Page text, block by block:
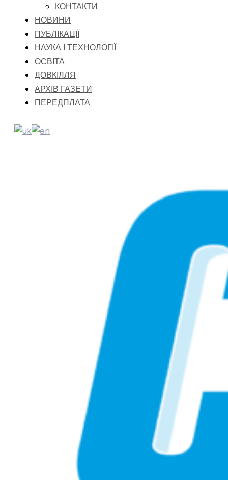
КОНТАКТИ
НОВИНИ
ПУБЛІКАЦІЇ
НАУКА І ТЕХНОЛОГІЇ
ОСВІТА
ДОВКІЛЛЯ
АРХІВ ГАЗЕТИ
ПЕРЕДПЛАТА